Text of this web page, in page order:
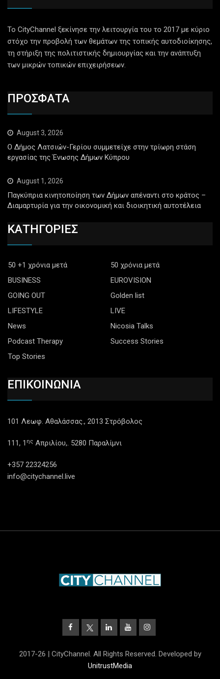
Το CityChannel ξεκίνησε την λειτουργία του το 2017 με κύριο
στόχο την προβολή των θεμάτων της τοπικής αυτοδιοίκησης,
τη στήριξη της πολιτιστικής δημιουργίας και την ανάπτυξη
των μικρών τοπικών επιχειρήσεων.
ΠΡΟΣΦΑΤΑ
August 3, 2026
Ο Δήμος Λατσιών-Γερίου συμμετείχε στην τρίωρη στάση
εργασίας της Ένωσης Δήμων Κύπρου
August 1, 2026
Παγκύπρια κινητοποίηση των Δήμων απέναντι στο κράτος –
Διαμαρτυρία για την οικονομική και διοικητική αυτοτέλεια
ΚΑΤΗΓΟΡΙΕΣ
50 +1 χρόνια μετά
50 χρόνια μετά
BUSINESS
EUROVISION
GOING OUT
Golden list
LIFESTYLE
LIVE
News
Nicosia Talks
Podcast Therapy
Success Stories
Top Stories
ΕΠΙΚΟΙΝΩΝΙΑ
101 Λεωφ. Αθαλάσσας., 2013 Στρόβολος
111, 1 ης Απριλίου,. 5280 Παραλίμνι
+357 22324256
info@citychannel.live
2017-26 | CityChannel. All Rights Reserved. Developed by
UnitrustMedia